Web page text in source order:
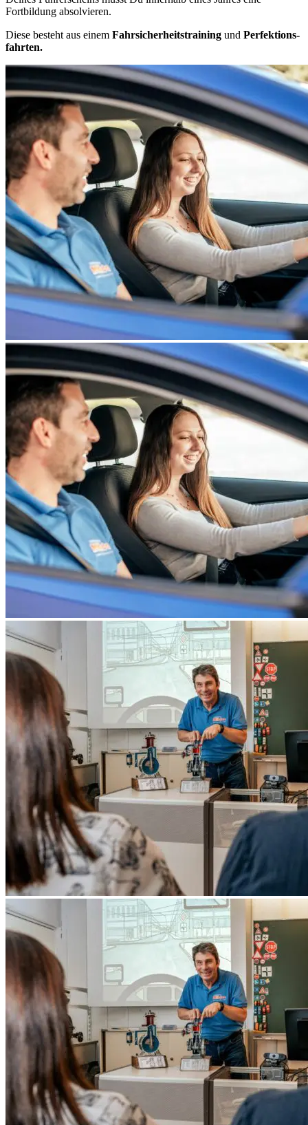
Fortbildung absolvieren.
Diese besteht aus einem Fahrsicherheits­training und Perfektions­
fahrten.